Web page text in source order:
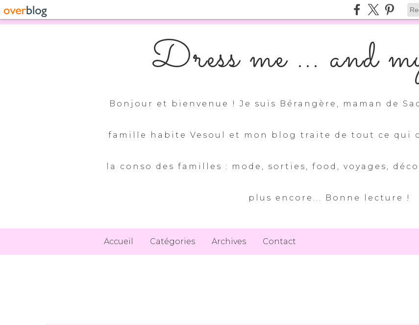
Dress me ... and
Bonjour et bienvenue ! Je suis Bérangère, maman de
famille habite Vesoul et mon blog traite de tout ce qui
la conso des familles : mode, sorties, food, voyages,
plus encore... Bonne lecture !
Accueil Catégories Archives Contact